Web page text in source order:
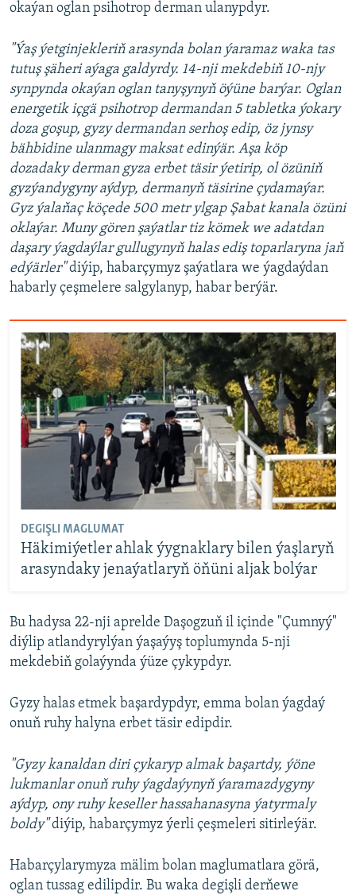
okaýan oglan psihotrop derman ulanypdyr.
"Ýaş ýetginjekleriň arasynda bolan ýaramaz waka tas
tutuş şäheri aýaga galdyrdy. 14-nji mekdebiň 10-njy
synpynda okaýan oglan tanyşynyň öýüne barýar. Oglan
energetik içgä psihotrop dermandan 5 tabletka ýokary
doza goşup, gyzy dermandan serhoş edip, öz jynsy
bähbidine ulanmagy maksat edinýär. Aşa köp
dozadaky derman gyza erbet täsir ýetirip, ol özüniň
gyzýandygyny aýdyp, dermanyň täsirine çydamaýar.
Gyz ýalaňaç köçede 500 metr ylgap Şabat kanala özüni
oklaýar. Muny gören şaýatlar tiz kömek we adatdan
daşary ýagdaýlar gullugynyň halas ediş toparlaryna jaň
edýärler"diýip, habarçymyz şaýatlara we ýagdaýdan
habarly çeşmelere salgylanyp, habar berýär.
DEGIŞLI MAGLUMAT
Häkimiýetler ahlak ýygnaklary bilen ýaşlaryň
arasyndaky jenaýatlaryň öňüni aljak bolýar
Bu hadysa 22-nji aprelde Daşogzuň il içinde "Çumnyý"
diýlip atlandyrylýan ýaşaýyş toplumynda 5-nji
mekdebiň golaýynda ýüze çykypdyr.
Gyzy halas etmek başardypdyr, emma bolan ýagdaý
onuň ruhy halyna erbet täsir edipdir.
"Gyzy kanaldan diri çykaryp almak başartdy, ýöne
lukmanlar onuň ruhy ýagdaýynyň ýaramazdygyny
aýdyp, ony ruhy keseller hassahanasyna ýatyrmaly
boldy"diýip, habarçymyz ýerli çeşmeleri sitirleýär.
Habarçylarymyza mälim bolan maglumatlara görä,
oglan tussag edilipdir. Bu waka degişli derňewe